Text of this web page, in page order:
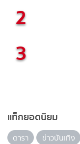
2
3
แท็กยอดนิยม
ดารา ข่าวบันเทิง